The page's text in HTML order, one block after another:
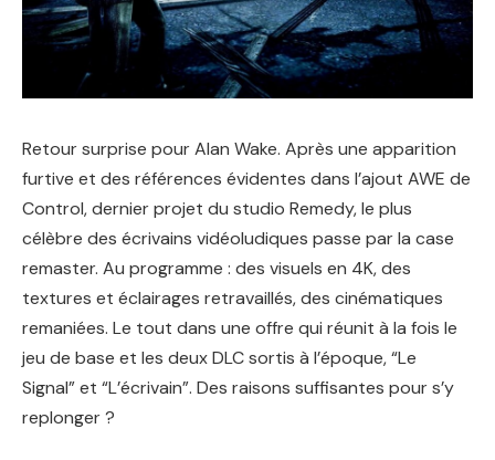
Retour surprise pour Alan Wake. Après une apparition
furtive et des références évidentes dans l’ajout AWE de
Control, dernier projet du studio Remedy, le plus
célèbre des écrivains vidéoludiques passe par la case
remaster. Au programme : des visuels en 4K, des
textures et éclairages retravaillés, des cinématiques
remaniées. Le tout dans une offre qui réunit à la fois le
jeu de base et les deux DLC sortis à l’époque, “Le
Signal” et “L’écrivain”. Des raisons suffisantes pour s’y
replonger ?